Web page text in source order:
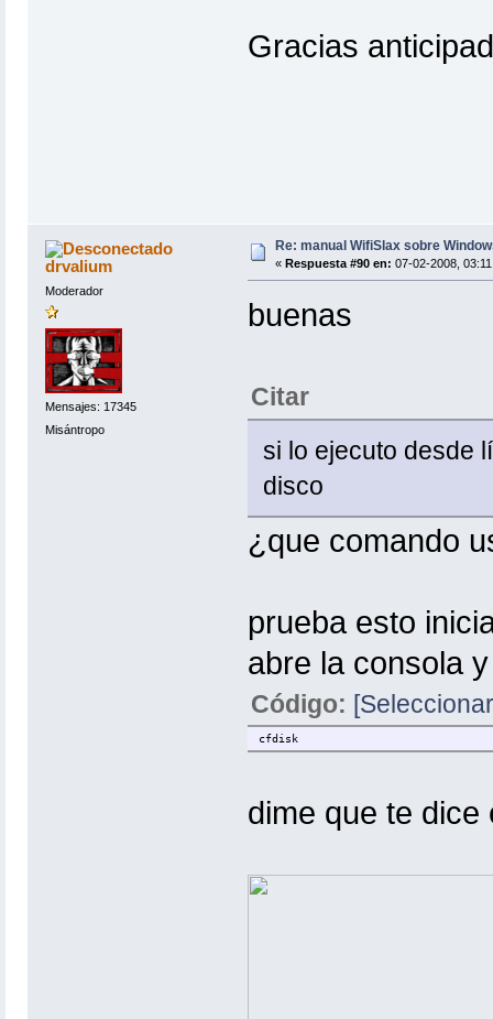
Gracias
drvalium
Moderador
Mensajes: 17345
Misántropo
Re: manual WifiSlax sobre
« Respuesta #90 en: 07-02-2008,
buenas
Citar
si lo ejecuto desde
disco
¿que comando
prueba esto
abre la consola
Código:
cfdisk
dime que te dice